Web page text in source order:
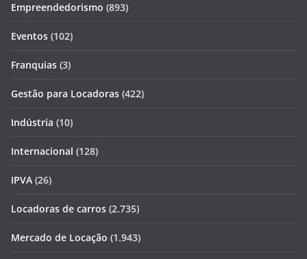
Empreendedorismo (893)
Eventos (102)
Franquias (3)
Gestão para Locadoras (422)
Indústria (10)
Internacional (128)
IPVA (26)
Locadoras de carros (2.735)
Mercado de Locação (1.943)